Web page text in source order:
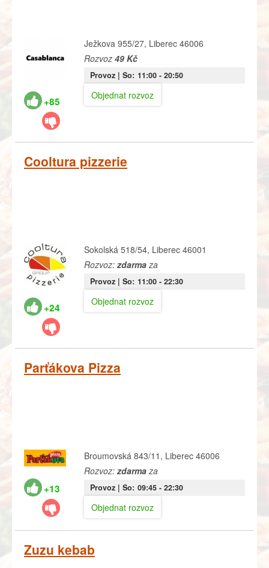
+85
Ježkova 955/27, Liberec 46006
Rozvoz 49 Kč
Provoz | So: 11:00- 20:50
Objednat rozvoz
Cooltura pizzerie
+24
Sokolská 518/54, Liberec 46001
Rozvoz: zdarmaza
Provoz | So: 11:00- 22:30
Objednat rozvoz
Parťákova Pizza
+13
Broumovská 843/11, Liberec 46006
Rozvoz:zdarmaza
Provoz | So: 09:45- 22:30
Objednat rozvoz
Zuzu kebab